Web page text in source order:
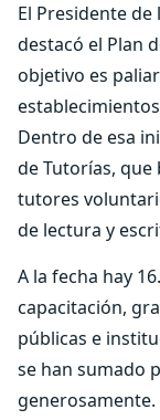
El Presidente
destacó el Plan
objetivo es
Dentro de esa
de Tutorías, que
tutores
de lectura y
A la fecha hay
capacitación,
públicas e
se han sumado
generosamente.